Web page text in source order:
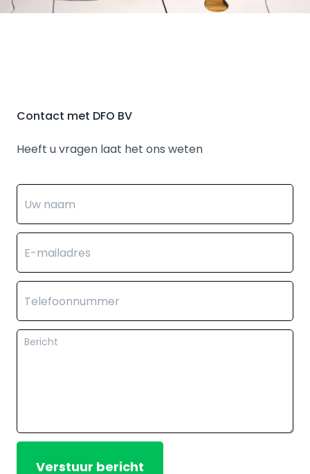
Contact met DFO BV
Heeft u vragen laat het ons weten
Verstuur bericht